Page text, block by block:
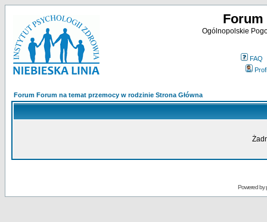
Forum
Ogólnopolskie
FAQ
Forum Forum na temat przemocy w rodzinie Strona Główna
Powered by